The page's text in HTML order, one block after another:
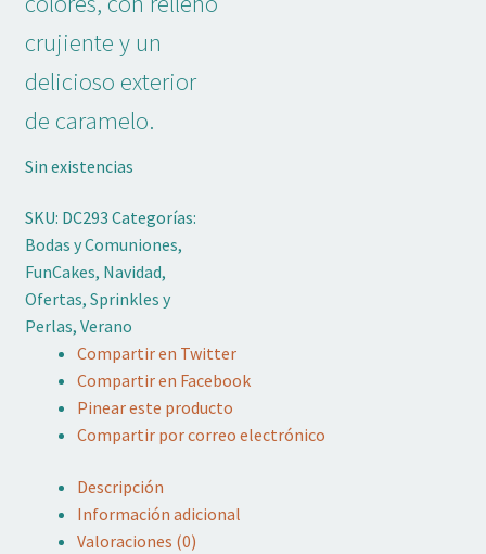
Lista de deseos
Blog de Repostería
crujiente y un
delicioso exterior
de caramelo.
Sin existencias
SKU: DC293 Categorías:
Bodas y Comuniones,
FunCakes, Navidad,
Ofertas, Sprinkles y
Perlas, Verano
Compartir en Twitter
Compartir en Facebook
Pinear este producto
Compartir por correo electrónico
Descripción
Información adicional
Valoraciones (0)